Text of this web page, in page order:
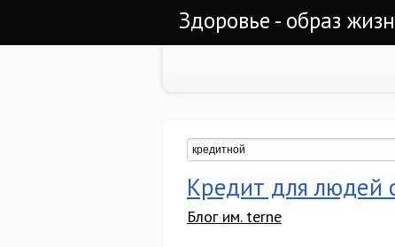
Здоровье - образ
Кредит для людей
Блог им. terne